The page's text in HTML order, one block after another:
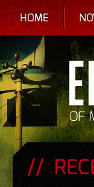
HOME